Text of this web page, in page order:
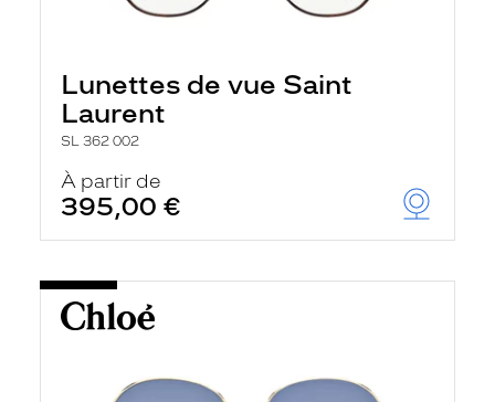
Lunettes de vue Saint
Laurent
SL 362 002
À partir de
395,00 €